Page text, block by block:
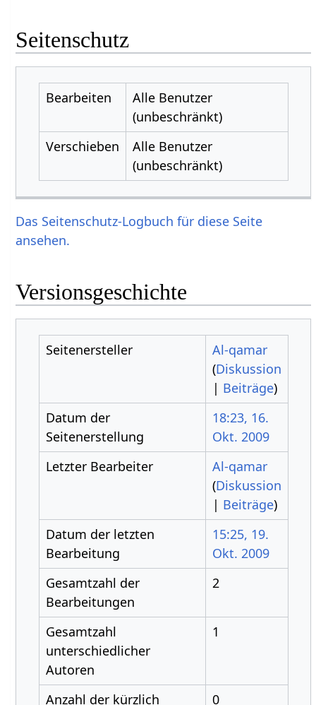
Seitenschutz
Bearbeiten
Alle Benutzer
(unbeschränkt)
Verschieben
Alle Benutzer
(unbeschränkt)
Das Seitenschutz-Logbuch für diese Seite
ansehen.
Versionsgeschichte
Seitenersteller
Al-qamar
(Diskussion
| Beiträge)
Datum der
Seitenerstellung
18:23, 16.
Okt. 2009
Letzter Bearbeiter
Al-qamar
(Diskussion
| Beiträge)
Datum der letzten
Bearbeitung
15:25, 19.
Okt. 2009
Gesamtzahl der
Bearbeitungen
2
Gesamtzahl
unterschiedlicher
Autoren
1
Anzahl der kürzlich 0